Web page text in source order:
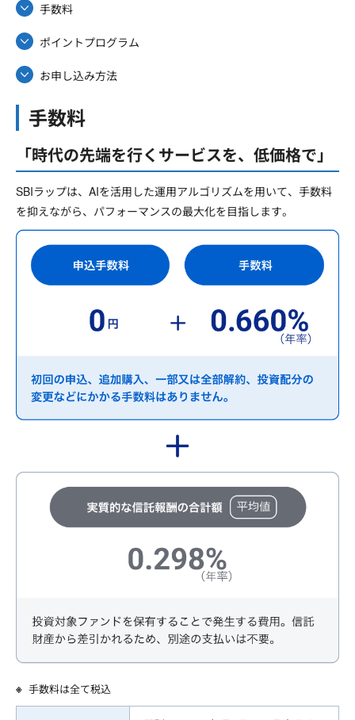
手数料
ポイントプログラム
お申し込み方法
手数料
「時代の先端を行くサービスを、低価格で」
SBIラップは、AIを活用した運用アルゴリズムを用いて、手数料
を抑えながら、パフォーマンスの最大化を目指します。
手数料は全て税込